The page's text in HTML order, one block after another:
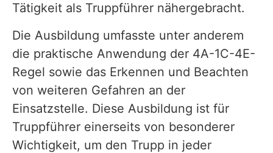
Tätigkeit als Truppführer nähergebracht.
Die Ausbildung umfasste unter anderem
die praktische Anwendung der 4A-1C-4E-
Regel sowie das Erkennen und Beachten
von weiteren Gefahren an der
Einsatzstelle. Diese Ausbildung ist für
Truppführer einerseits von besonderer
Wichtigkeit, um den Trupp in jeder